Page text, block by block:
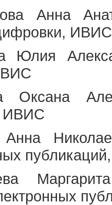
Анна
ИВИС
Юлия
Оксана
ИВИС